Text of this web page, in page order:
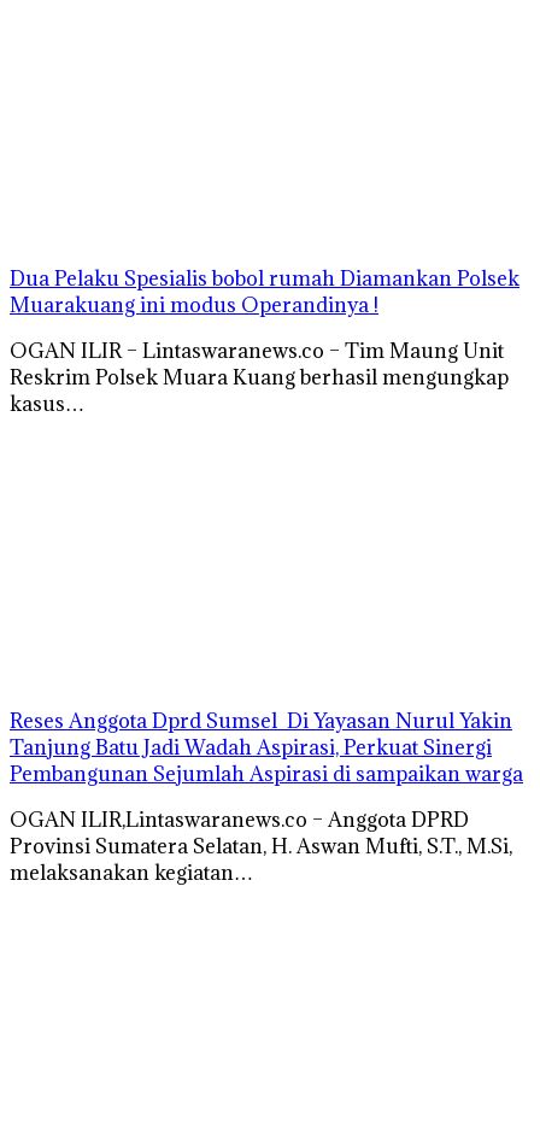
Dua Pelaku Spesialis bobol rumah Diamankan Polsek
Muarakuang ini modus Operandinya !
OGAN ILIR – Lintaswaranews.co – Tim Maung Unit
Reskrim Polsek Muara Kuang berhasil mengungkap
kasus…
Reses Anggota Dprd Sumsel Di Yayasan Nurul Yakin
Tanjung Batu Jadi Wadah Aspirasi, Perkuat Sinergi
Pembangunan Sejumlah Aspirasi di sampaikan warga
OGAN ILIR,Lintaswaranews.co – Anggota DPRD
Provinsi Sumatera Selatan, H. Aswan Mufti, S.T., M.Si,
melaksanakan kegiatan…